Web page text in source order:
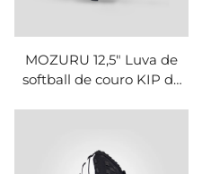
MOZURU 12,5" Luva de
softball de couro KIP de